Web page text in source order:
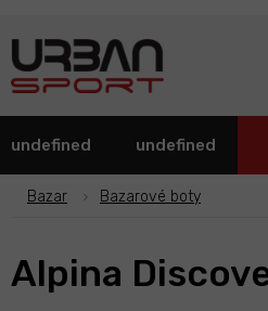
undefined undefined
Bazar Bazarové boty
Alpina